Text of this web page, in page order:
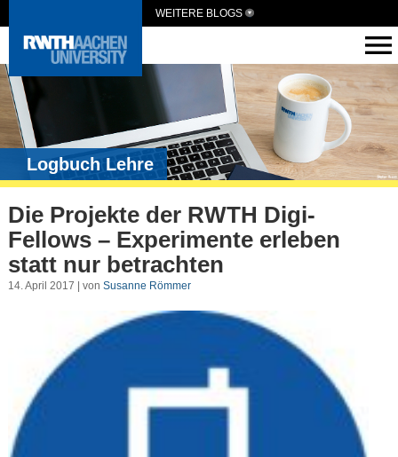
WEITERE BLOGS
Logbuch Lehre
Die Projekte der RWTH Digi-
Fellows – Experimente erleben
statt nur betrachten
14. April 2017 | von Susanne Römmer